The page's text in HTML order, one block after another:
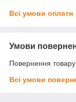
Всі умови оплати
Умови
Повернення
Всі умови